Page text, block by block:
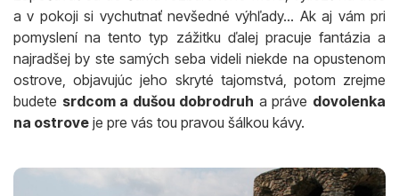
a v pokoji si vychutnať nevšedné výhľady... Ak aj vám pri
pomyslení na tento typ zážitku ďalej pracuje fantázia a
najradšej by ste samých seba videli niekde na opustenom
ostrove, objavujúc jeho skryté tajomstvá, potom zrejme
budete srdcom a dušou dobrodruh a práve dovolenka
na ostrove je pre vás tou pravou šálkou kávy.